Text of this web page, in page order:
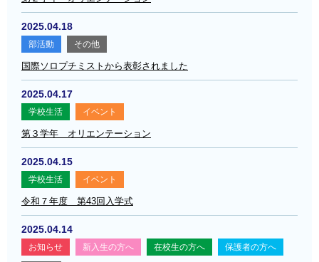
2025.04.18
部活動 その他
国際ソロプチミストから表彰されました
2025.04.17
学校生活 イベント
第３学年 オリエンテーション
2025.04.15
学校生活 イベント
令和７年度 第43回入学式
2025.04.14
お知らせ 新入生の方へ 在校生の方へ 保護者の方へ